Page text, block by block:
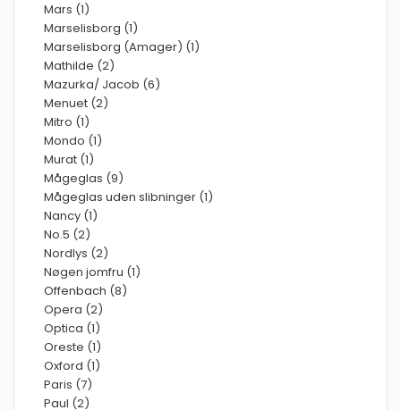
Mars (1)
Marselisborg (1)
Marselisborg (Amager) (1)
Mathilde (2)
Mazurka/ Jacob (6)
Menuet (2)
Mitro (1)
Mondo (1)
Murat (1)
Mågeglas (9)
Mågeglas uden slibninger (1)
Nancy (1)
No.5 (2)
Nordlys (2)
Nøgen jomfru (1)
Offenbach (8)
Opera (2)
Optica (1)
Oreste (1)
Oxford (1)
Paris (7)
Paul (2)